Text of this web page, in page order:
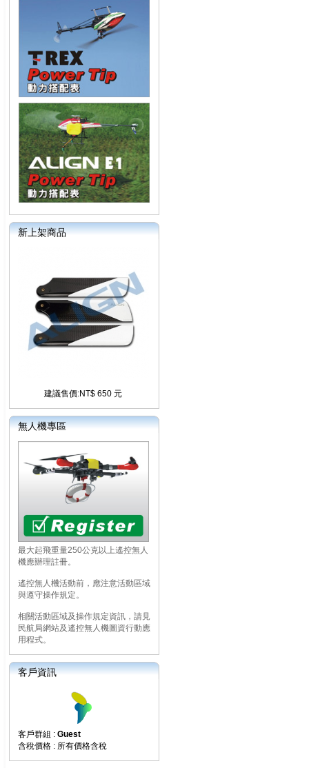
新上架商品
建議售價:NT$ 650 元
無人機專區
最大起飛重量250公克以上遙控無人
機應辦理註冊。
遙控無人機活動前，應注意活動區域
與遵守操作規定。
相關活動區域及操作規定資訊，請見
民航局網站及遙控無人機圖資行動應
用程式。
客戶資訊
客戶群組 : Guest
含稅價格 : 所有價格含稅